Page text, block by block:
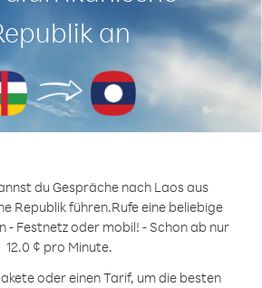
an
du Gespräche nach Laos aus
Republik führen.Rufe eine beliebige
- Festnetz oder mobil! - Schon ab nur
12.0 ¢ pro Minute.
oder einen Tarif, um die besten